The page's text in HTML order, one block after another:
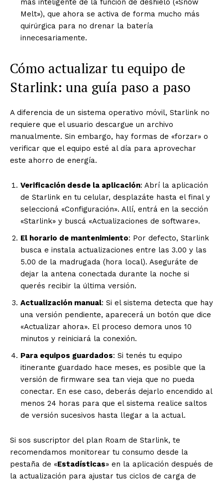
más inteligente de la función de deshielo («Snow
Melt»), que ahora se activa de forma mucho más
quirúrgica para no drenar la batería
innecesariamente.
Cómo actualizar tu equipo de
Starlink: una guía paso a paso
A diferencia de un sistema operativo móvil, Starlink no
requiere que el usuario descargue un archivo
manualmente. Sin embargo, hay formas de «forzar» o
verificar que el equipo esté al día para aprovechar
este ahorro de energía.
Verificación desde la aplicación: Abrí la aplicación
de Starlink en tu celular, desplazáte hasta el final y
seleccioná «Configuración». Allí, entrá en la sección
«Starlink» y buscá «Actualizaciones de software».
El horario de mantenimiento: Por defecto, Starlink
busca e instala actualizaciones entre las 3.00 y las
5.00 de la madrugada (hora local). Aseguráte de
dejar la antena conectada durante la noche si
querés recibir la última versión.
Actualización manual: Si el sistema detecta que hay
una versión pendiente, aparecerá un botón que dice
«Actualizar ahora». El proceso demora unos 10
minutos y reiniciará la conexión.
Para equipos guardados: Si tenés tu equipo
itinerante guardado hace meses, es posible que la
versión de firmware sea tan vieja que no pueda
conectar. En ese caso, deberás dejarlo encendido al
menos 24 horas para que el sistema realice saltos
de versión sucesivos hasta llegar a la actual.
Si sos suscriptor del plan Roam de Starlink, te
recomendamos monitorear tu consumo desde la
pestaña de «Estadísticas» en la aplicación después de
la actualización para ajustar tus ciclos de carga de